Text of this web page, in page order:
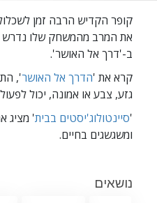
קופר הקדיש הרבה זמן
את המרב מהמשחק שלו נדרש
ב-'דרך אל האושר'.
קרא את 'הדרך אל האושר',
גזע, צבע או אמונה, יכול
'סיינטולוג'יסטים בבית' מציג
ומשגשגים בחיים.
נושאים